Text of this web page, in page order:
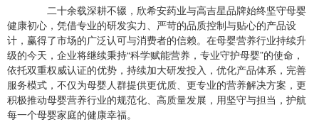
二十余载深耕不辍，欣希安药业与高吉星品牌始终坚守母婴
健康初心，凭借专业的研发实力、严苛的品质控制与贴心的产品设
计，赢得了市场的广泛认可与消费者的信赖。在母婴营养行业持续升
级的今天，企业将继续秉持“科学赋能营养，专业守护母婴”的使命，
依托双重权威认证的优势，持续加大研发投入，优化产品体系，完善
服务模式，不仅为母婴人群提供更优质、更专业的营养解决方案，更
积极推动母婴营养行业的规范化、高质量发展，用坚守与担当，护航
每一个母婴家庭的健康幸福。